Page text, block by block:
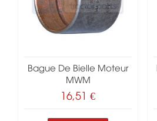
Bague De Bielle Moteur
MWM
16,51 €